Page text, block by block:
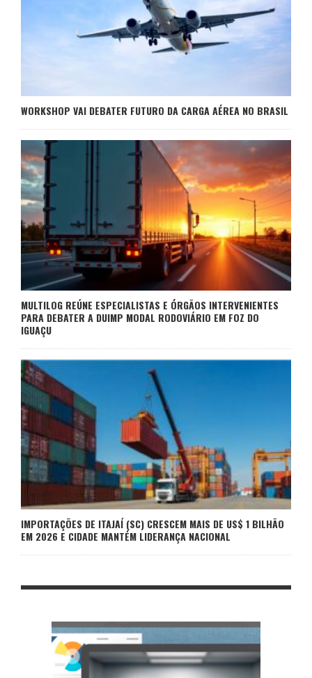
WORKSHOP VAI DEBATER FUTURO DA CARGA AÉREA NO BRASIL
MULTILOG REÚNE ESPECIALISTAS E ÓRGÃOS INTERVENIENTES
PARA DEBATER A DUIMP MODAL RODOVIÁRIO EM FOZ DO
IGUAÇU
IMPORTAÇÕES DE ITAJAÍ (SC) CRESCEM MAIS DE US$ 1 BILHÃO
EM 2026 E CIDADE MANTÉM LIDERANÇA NACIONAL